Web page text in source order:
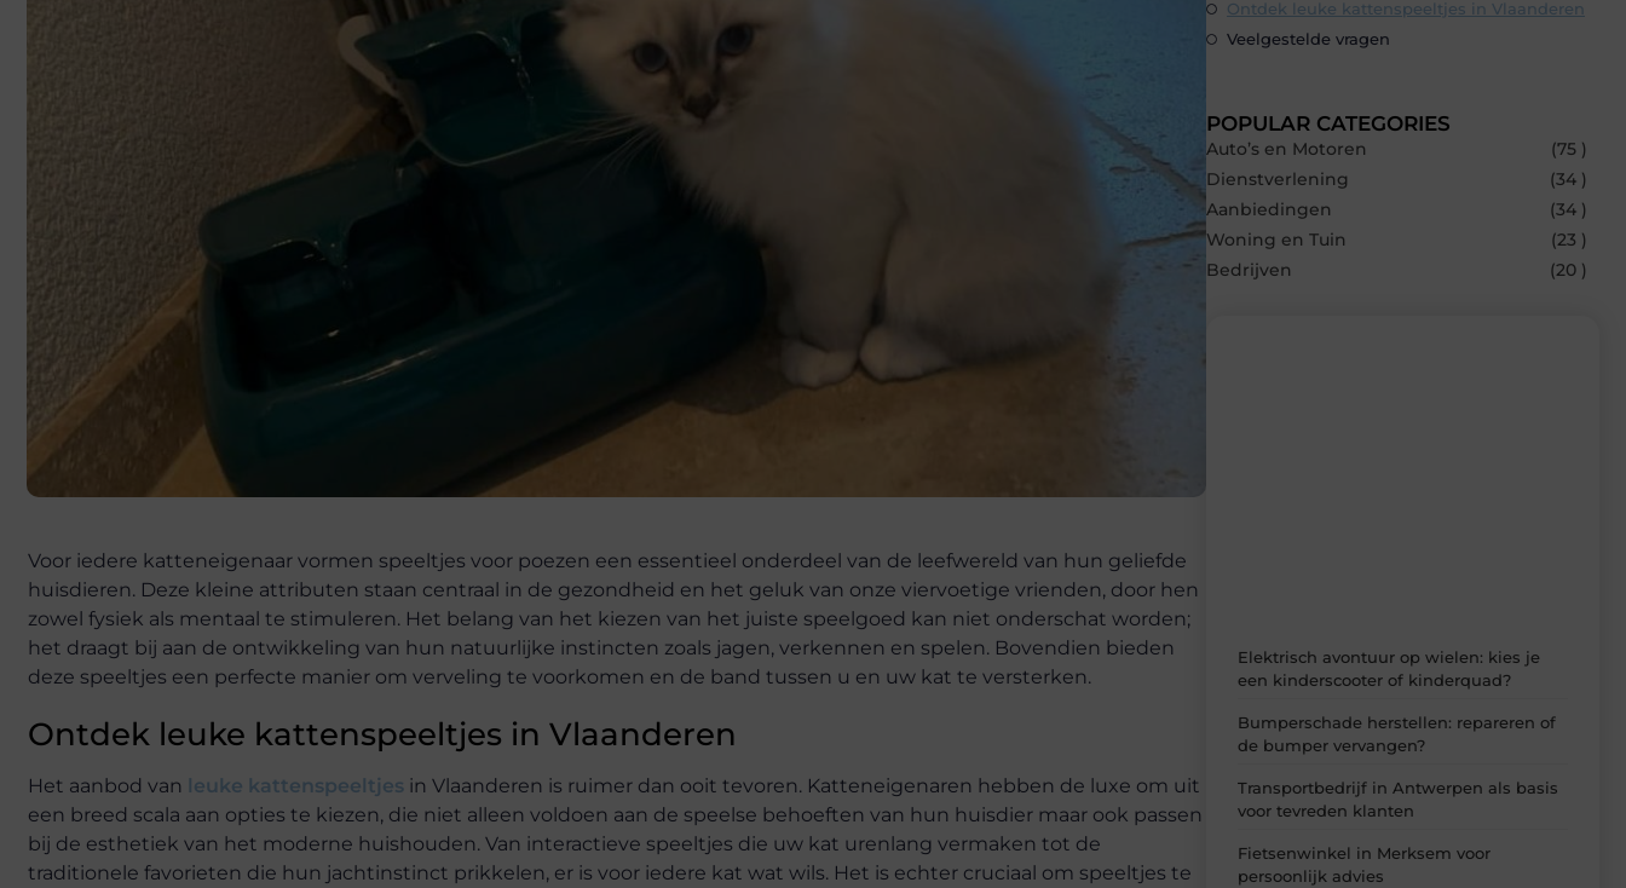
Voor iedere katteneigenaar vormen speeltjes voor poezen een essentieel onderdeel van de leefwereld van hun geliefde
huisdieren. Deze kleine attributen staan centraal in de gezondheid en het geluk van onze viervoetige vrienden, door hen
zowel fysiek als mentaal te stimuleren. Het belang van het kiezen van het juiste speelgoed kan niet onderschat worden;
het draagt bij aan de ontwikkeling van hun natuurlijke instincten zoals jagen, verkennen en spelen. Bovendien bieden
deze speeltjes een perfecte manier om verveling te voorkomen en de band tussen u en uw kat te versterken.
Ontdek leuke kattenspeeltjes in Vlaanderen
Het aanbod van leuke kattenspeeltjes in Vlaanderen is ruimer dan ooit tevoren. Katteneigenaren hebben de luxe om uit
een breed scala aan opties te kiezen, die niet alleen voldoen aan de speelse behoeften van hun huisdier maar ook passen
bij de esthetiek van het moderne huishouden. Van interactieve speeltjes die uw kat urenlang vermaken tot de
traditionele favorieten die hun jachtinstinct prikkelen, er is voor iedere kat wat wils. Het is echter cruciaal om speeltjes te
Ontdek leuke kattenspeeltjes in Vlaanderen
Veelgestelde vragen
POPULAR CATEGORIES
Auto’s en Motoren
(75 )
Dienstverlening
(34 )
Aanbiedingen
(34 )
Woning en Tuin
(23 )
Bedrijven
(20 )
Elektrisch avontuur op wielen: kies je
een kinderscooter of kinderquad?
Bumperschade herstellen: repareren of
de bumper vervangen?
Transportbedrijf in Antwerpen als basis
voor tevreden klanten
Fietsenwinkel in Merksem voor
persoonlijk advies